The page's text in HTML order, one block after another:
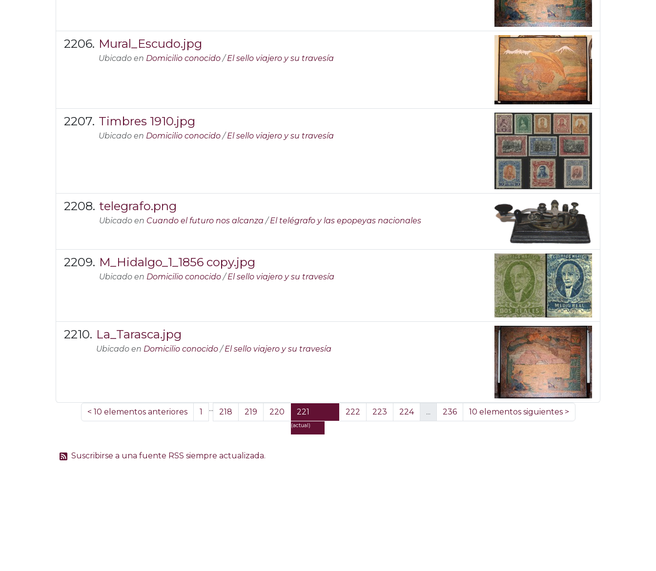
Mural_Escudo.jpg
Ubicado en Domicilio conocido /El sello viajero y su travesía
Timbres 1910.jpg
Ubicado en Domicilio conocido /El sello viajero y su travesía
telegrafo.png
Ubicado en Cuando el futuro nos alcanza /El telégrafo y las epopeyas nacionales
M_Hidalgo_1_1856 copy.jpg
Ubicado en Domicilio conocido /El sello viajero y su travesía
La_Tarasca.jpg
Ubicado en Domicilio conocido /El sello viajero y su travesía
< 10 elementos anteriores 1 ... 218 219 220 221
(actual)
222 223 224 ... 236 10 elementos siguientes >
Suscribirse a una fuente RSS siempre actualizada.